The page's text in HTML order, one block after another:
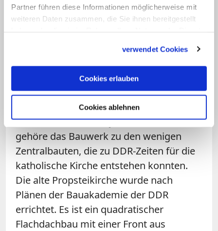
Partner führen diese Informationen möglicherweise mit
weiteren Daten zusammen, die Sie ihnen bereitgestellt
verwendet Cookies
Cookies erlauben
Cookies ablehnen
Sachsens Landesamt für Denkmalpflege
Propsteikirche samt Innenausstattung
und angrenzenden Gebäuden wenige
Wochen nach ihrer Profanierung 2015
überraschend unter Denkmalschutz
gestellt. Es sei ein "besonderes Zeugnis
der DDR-Architektur jener Zeit". Ferner
gehöre das Bauwerk zu den wenigen
Zentralbauten, die zu DDR-Zeiten für die
katholische Kirche entstehen konnten.
Die alte Propsteikirche wurde nach
Plänen der Bauakademie der DDR
errichtet. Es ist ein quadratischer
Flachdachbau mit einer Front aus